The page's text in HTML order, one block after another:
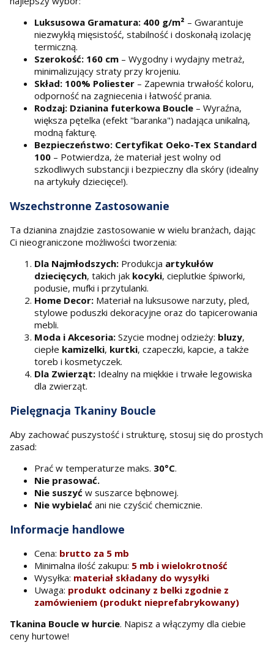
Luksusowa Gramatura: 400 g/m² – Gwarantuje
niezwykłą mięsistość, stabilność i doskonałą izolację
termiczną.
Szerokość: 160 cm – Wygodny i wydajny metraż,
minimalizujący straty przy krojeniu.
Skład: 100% Poliester – Zapewnia trwałość koloru,
odporność na zagniecenia i łatwość prania.
Rodzaj: Dzianina futerkowa Boucle – Wyraźna,
większa pętelka (efekt "baranka") nadająca unikalną,
modną fakturę.
Bezpieczeństwo: Certyfikat Oeko-Tex Standard
100 – Potwierdza, że materiał jest wolny od
szkodliwych substancji i bezpieczny dla skóry (idealny
na artykuły dziecięce!).
Wszechstronne Zastosowanie
Ta dzianina znajdzie zastosowanie w wielu branżach, dając
Ci nieograniczone możliwości tworzenia:
Dla Najmłodszych: Produkcja artykułów
dziecięcych, takich jak kocyki, cieplutkie śpiworki,
podusie, mufki i przytulanki.
Home Decor: Materiał na luksusowe narzuty, pled,
stylowe poduszki dekoracyjne oraz do tapicerowania
mebli.
Moda i Akcesoria: Szycie modnej odzieży: bluzy,
ciepłe kamizelki, kurtki, czapeczki, kapcie, a także
toreb i kosmetyczek.
Dla Zwierząt: Idealny na miękkie i trwałe legowiska
dla zwierząt.
Pielęgnacja Tkaniny Boucle
Aby zachować puszystość i strukturę, stosuj się do prostych
zasad:
Prać w temperaturze maks. 30°C.
Nie prasować.
Nie suszyć w suszarce bębnowej.
Nie wybielać ani nie czyścić chemicznie.
Informacje handlowe
Cena: brutto za 5 mb
Minimalna ilość zakupu: 5 mb i wielokrotność
Wysyłka: materiał składany do wysyłki
Uwaga: produkt odcinany z belki zgodnie z
zamówieniem (produkt nieprefabrykowany)
Tkanina Boucle w hurcie. Napisz a włączymy dla ciebie
ceny hurtowe!